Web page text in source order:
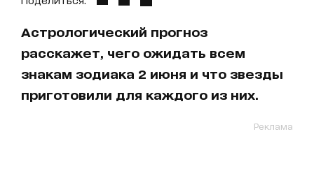
Астрологический прогноз
расскажет, чего ожидать всем
знакам зодиака 2 июня и что звезды
приготовили для каждого из них.
Реклама